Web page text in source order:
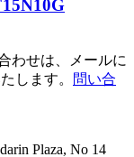
わせは、メールに
します。
問い合
Plaza, No 14